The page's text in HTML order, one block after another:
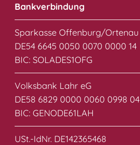
Bankverbindung
Sparkasse Offenburg/Ortenau
DE54 6645 0050 0070 0000 14
BIC: SOLADES1OFG
Volksbank Lahr eG
DE58 6829 0000 0060 0998 04
BIC: GENODE61LAH
USt.-IdNr. DE142365468